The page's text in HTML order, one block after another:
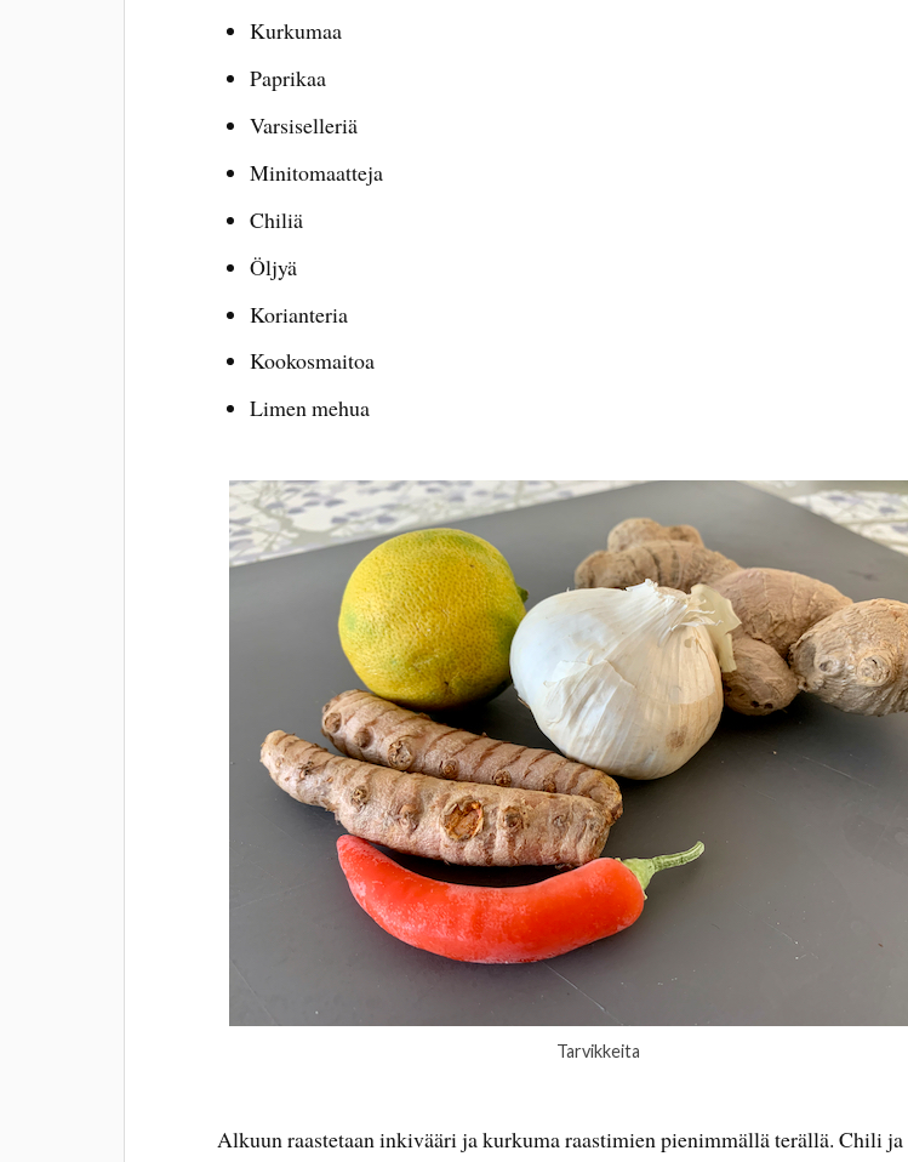
Kurkumaa
Paprikaa
Varsiselleriä
Minitomaatteja
Chiliä
Öljyä
Korianteria
Kookosmaitoa
Limen mehua
Tarvikkeita
Alkuun raastetaan inkivääri ja kurkuma raastimien pienimmällä terällä. Chili ja